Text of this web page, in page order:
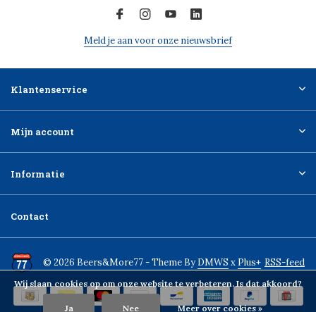
Meld je aan voor onze nieuwsbrief
Klantenservice
Mijn account
Informatie
Contact
© 2026 Beers&More77 - Theme ByDMWS x Plus+ RSS-feed
Wij slaan cookies op om onze website te verbeteren. Is dat akkoord?
Ja Nee Meer over cookies »